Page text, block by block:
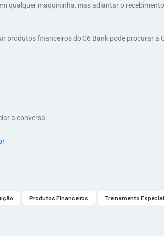
qualquer maquininha, mas adiantar o
produtos financeiros do C6 Bank pode procurar a
a conversa
Produtos Financeiros Treinamento Especial